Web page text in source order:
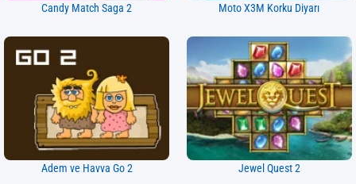
Candy Match Saga 2 Moto X3M Korku Diyarı
Adem ve Havva Go 2 Jewel Quest 2